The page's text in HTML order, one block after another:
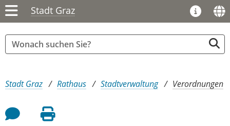
Stadt Graz
Sie sind hier:
Stadt Graz Rathaus Stadtverwaltung Verordnungen
Feedback an Autor
Seite drucken